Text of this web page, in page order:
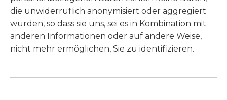
die unwiderruflich anonymisiert oder aggregiert
wurden, so dass sie uns, sei es in Kombination mit
anderen Informationen oder auf andere Weise,
nicht mehr ermöglichen, Sie zu identifizieren.